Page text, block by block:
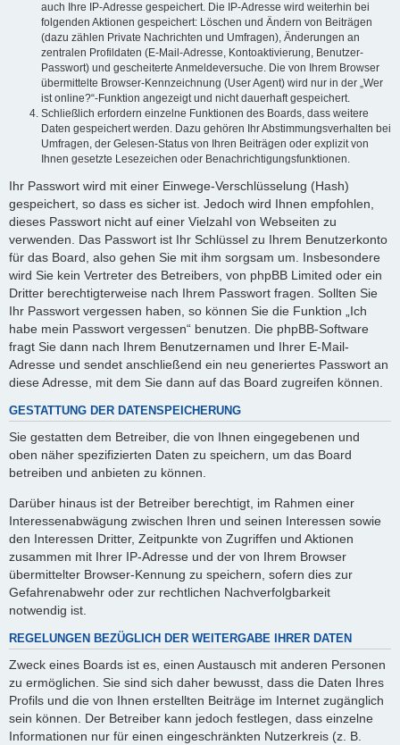
auch Ihre IP-Adresse gespeichert. Die IP-Adresse wird weiterhin bei
folgenden Aktionen gespeichert: Löschen und Ändern von Beiträgen
(dazu zählen Private Nachrichten und Umfragen), Änderungen an
zentralen Profildaten (E-Mail-Adresse, Kontoaktivierung, Benutzer-
Passwort) und gescheiterte Anmeldeversuche. Die von Ihrem Browser
übermittelte Browser-Kennzeichnung (User Agent) wird nur in der „Wer
ist online?“-Funktion angezeigt und nicht dauerhaft gespeichert.
Schließlich erfordern einzelne Funktionen des Boards, dass weitere
Daten gespeichert werden. Dazu gehören Ihr Abstimmungsverhalten bei
Umfragen, der Gelesen-Status von Ihren Beiträgen oder explizit von
Ihnen gesetzte Lesezeichen oder Benachrichtigungsfunktionen.
Ihr Passwort wird mit einer Einwege-Verschlüsselung (Hash)
gespeichert, so dass es sicher ist. Jedoch wird Ihnen empfohlen,
dieses Passwort nicht auf einer Vielzahl von Webseiten zu
verwenden. Das Passwort ist Ihr Schlüssel zu Ihrem Benutzerkonto
für das Board, also gehen Sie mit ihm sorgsam um. Insbesondere
wird Sie kein Vertreter des Betreibers, von phpBB Limited oder ein
Dritter berechtigterweise nach Ihrem Passwort fragen. Sollten Sie
Ihr Passwort vergessen haben, so können Sie die Funktion „Ich
habe mein Passwort vergessen“ benutzen. Die phpBB-Software
fragt Sie dann nach Ihrem Benutzernamen und Ihrer E-Mail-
Adresse und sendet anschließend ein neu generiertes Passwort an
diese Adresse, mit dem Sie dann auf das Board zugreifen können.
GESTATTUNG DER DATENSPEICHERUNG
Sie gestatten dem Betreiber, die von Ihnen eingegebenen und
oben näher spezifizierten Daten zu speichern, um das Board
betreiben und anbieten zu können.
Darüber hinaus ist der Betreiber berechtigt, im Rahmen einer
Interessenabwägung zwischen Ihren und seinen Interessen sowie
den Interessen Dritter, Zeitpunkte von Zugriffen und Aktionen
zusammen mit Ihrer IP-Adresse und der von Ihrem Browser
übermittelter Browser-Kennung zu speichern, sofern dies zur
Gefahrenabwehr oder zur rechtlichen Nachverfolgbarkeit
notwendig ist.
REGELUNGEN BEZÜGLICH DER WEITERGABE IHRER DATEN
Zweck eines Boards ist es, einen Austausch mit anderen Personen
zu ermöglichen. Sie sind sich daher bewusst, dass die Daten Ihres
Profils und die von Ihnen erstellten Beiträge im Internet zugänglich
sein können. Der Betreiber kann jedoch festlegen, dass einzelne
Informationen nur für einen eingeschränkten Nutzerkreis (z. B.